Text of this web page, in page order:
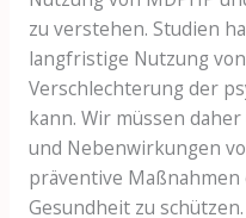
zu verstehen. Studien
langfristige Nutzung
Verschlechterung der
kann. Wir müssen
und Nebenwirkungen
präventive
Gesundheit zu schützen.